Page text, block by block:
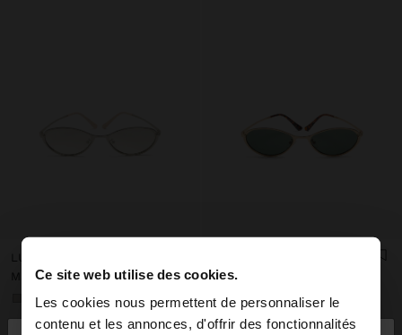
Ce site web utilise des cookies.
Les cookies nous permettent de personnaliser le
contenu et les annonces, d'offrir des fonctionnalités
Mau Rs 1.050,00
Mau Rs 1.050,00
+1